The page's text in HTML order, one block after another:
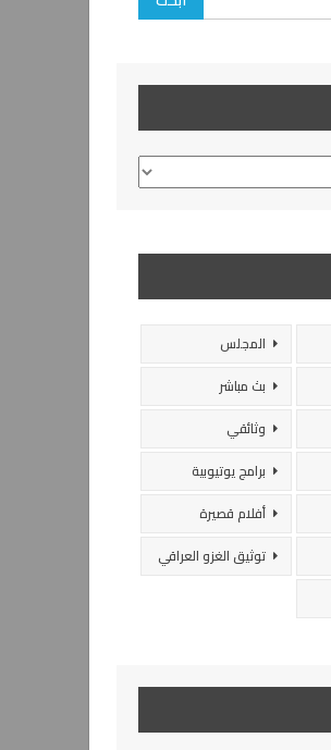
المجلس
بث مباشر
وثائقي
برامج يوتيوبية
أفلام قصيرة
توثيق الغزو العراقي